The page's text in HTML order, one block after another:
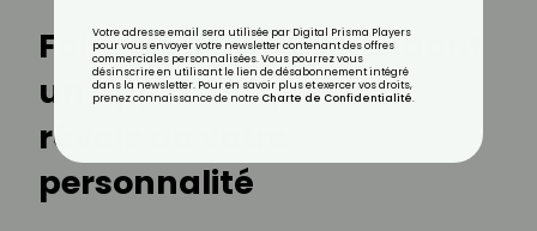
Faire les cent pas pendant
un âppel : ce que cela
révèle de votre
personnalité
Votre adresse email sera utilisée par Digital Prisma Players
pour vous envoyer votre newsletter contenant des offres
commerciales personnalisées. Vous pourrez vous
désinscrire en utilisant le lien de désabonnement intégré
dans la newsletter. Pour en savoir plus et exercer vos droits,
prenez connaissance de notre Charte de Confidentialité.